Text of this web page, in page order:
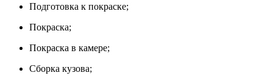
Подготовка к покраске;
Покраска;
Покраска в камере;
Сборка кузова;